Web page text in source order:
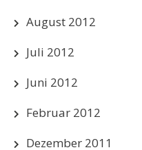
August 2012
Juli 2012
Juni 2012
Februar 2012
Dezember 2011